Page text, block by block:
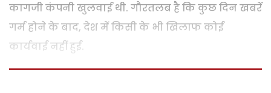
कागजी कंपनी खुलवाई थी. गौरतलब है कि कुछ दिन खबरें
गर्म होने के बाद, देश में किसी के भी खिलाफ कोई
कार्यवाई नहीं हुई.